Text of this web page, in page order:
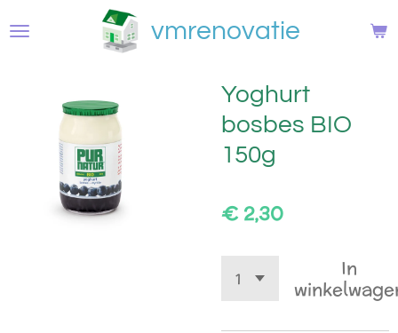
direct
hoofdinhoud
vmrenovatie
Yoghurt
bosbes BIO
150g
€ 2,30
In